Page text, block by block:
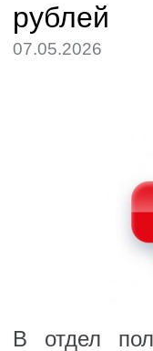
рублей
07.05.2026
В отдел